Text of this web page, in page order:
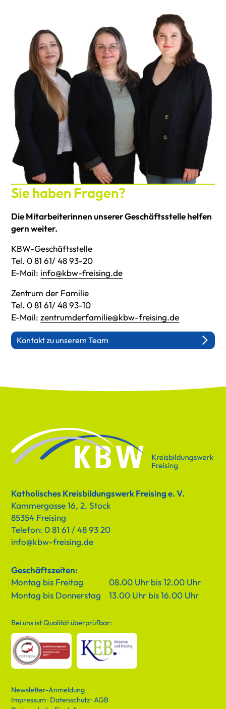
Sie haben Fragen?
Die Mitarbeiterinnen unserer Geschäftsstelle helfen
gern weiter.
KBW-Geschäftsstelle
Tel. 0 81 61/ 48 93-20
E-Mail: info@kbw-freising.de
Zentrum der Familie
Tel. 0 81 61/ 48 93-10
E-Mail:zentrumderfamilie@kbw-freising.de
Kontakt zu unserem Team
Katholisches Kreisbildungswerk Freising e. V.
Kammergasse 16, 2. Stock
85354 Freising
Telefon: 0 81 61 / 48 93 20
info@kbw-freising.de
Geschäftszeiten:
Montag bis Freitag
08.00 Uhr bis 12.00 Uhr
Montag bis Donnerstag
13.00 Uhr bis 16.00 Uhr
Bei uns ist Qualität überprüfbar:
Newsletter-Anmeldung
Impressum· Datenschutz·AGB